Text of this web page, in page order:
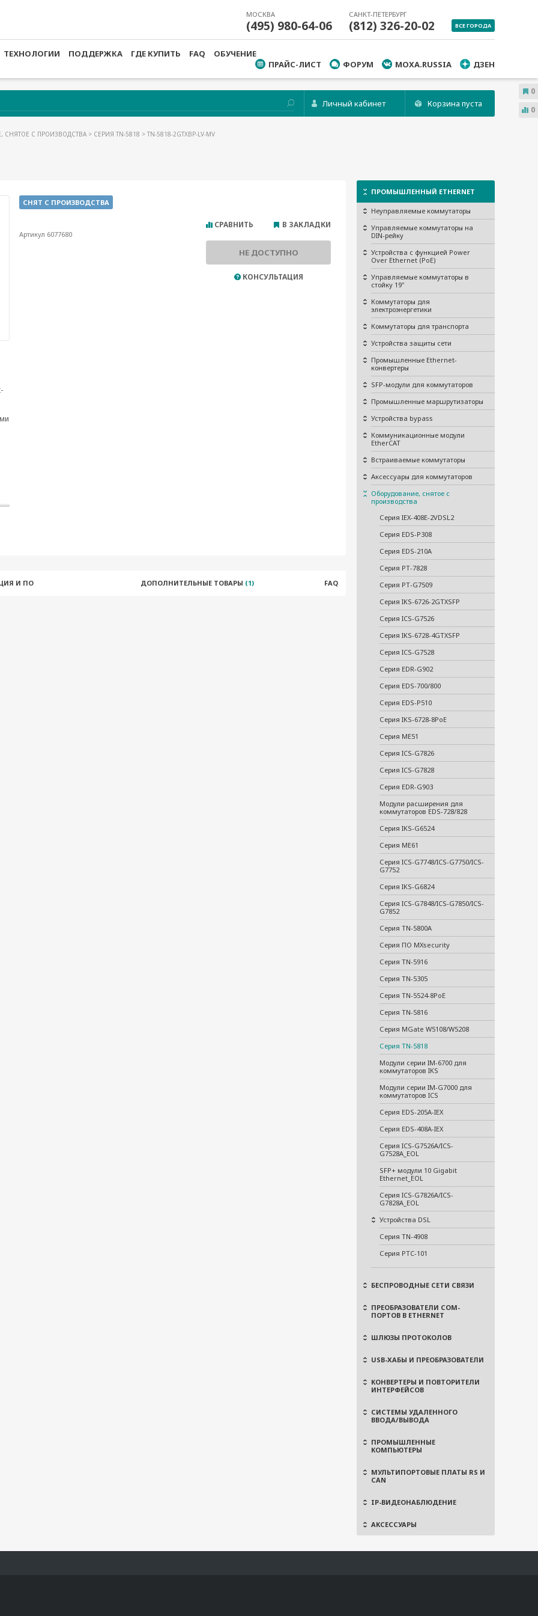
МОСКВА
(495) 980-64-06
САНКТ-ПЕТЕРБУРГ
(812) 326-20-02 ВСЕ ГОРОДА
ТЕХНОЛОГИИ ПОДДЕРЖКА ГДЕ КУПИТЬ FAQ
ОБУЧЕНИЕ
ПРАЙС-ЛИСТ
ФОРУМ MOXA.RUSSIA ДЗЕН
Личный кабинет Корзина пуста
СНЯТОЕ С ПРОИЗВОДСТВА > СЕРИЯ TN-5818 > TN-5818-2GTXBP-LV-MV
ПРОМЫШЛЕННЫЙ ETHERNET
Неуправляемые коммутаторы
Управляемые коммутаторы на
DIN-рейку
Устройства с функцией Power
Over Ethernet (PoE)
Управляемые коммутаторы в
стойку 19"
Коммутаторы для
электроэнергетики
Коммутаторы для транспорта
Устройства защиты сети
Промышленные Ethernet-
конвертеры
SFP-модули для коммутаторов
Промышленные маршрутизаторы
Устройства bypass
Коммуникационные модули
EtherCAT
Встраиваемые коммутаторы
Аксессуары для коммутаторов
Оборудование, снятое с
производства
Серия IEX-408E-2VDSL2
Серия EDS-P308
Серия EDS-210A
Серия PT-7828
Серия PT-G7509
Серия IKS-6726-2GTXSFP
Серия ICS-G7526
Серия IKS-6728-4GTXSFP
Серия ICS-G7528
Серия EDR-G902
Серия EDS-700/800
Серия EDS-P510
Серия IKS-6728-8PoE
Серия ME51
Серия ICS-G7826
Серия ICS-G7828
Серия EDR-G903
Модули расширения для
коммутаторов EDS-728/828
Серия IKS-G6524
Серия ME61
Серия ICS-G7748/ICS-G7750/ICS-
G7752
Серия IKS-G6824
Серия ICS-G7848/ICS-G7850/ICS-
G7852
Серия TN-5800A
Серия ПО MXsecurity
Серия TN-5916
Серия TN-5305
Серия TN-5524-8PoE
Серия TN-5816
Серия MGate W5108/W5208
Серия TN-5818
Модули серии IM-6700 для
коммутаторов IKS
Модули серии IM-G7000 для
коммутаторов ICS
Серия EDS-205A-IEX
Серия EDS-408A-IEX
Серия ICS-G7526A/ICS-
G7528A_EOL
SFP+ модули 10 Gigabit
Ethernet_EOL
Серия ICS-G7826A/ICS-
G7828A_EOL
Устройства DSL
Серия TN-4908
Серия PTC-101
БЕСПРОВОДНЫЕ СЕТИ СВЯЗИ
ПРЕОБРАЗОВАТЕЛИ COM-
ПОРТОВ В ETHERNET
ШЛЮЗЫ ПРОТОКОЛОВ
USB-ХАБЫ И ПРЕОБРАЗОВАТЕЛИ
КОНВЕРТЕРЫ И ПОВТОРИТЕЛИ
ИНТЕРФЕЙСОВ
СИСТЕМЫ УДАЛЕННОГО
ВВОДА/ВЫВОДА
ПРОМЫШЛЕННЫЕ
КОМПЬЮТЕРЫ
МУЛЬТИПОРТОВЫЕ ПЛАТЫ RS И
CAN
IP-ВИДЕОНАБЛЮДЕНИЕ
АКСЕССУАРЫ
СНЯТ С ПРОИЗВОДСТВА
Артикул 6077680
СРАВНИТЬ В ЗАКЛАДКИ
НЕ ДОСТУПНО
КОНСУЛЬТАЦИЯ
И ПО ДОПОЛНИТЕЛЬНЫЕ ТОВАРЫ (1) FAQ
0
0